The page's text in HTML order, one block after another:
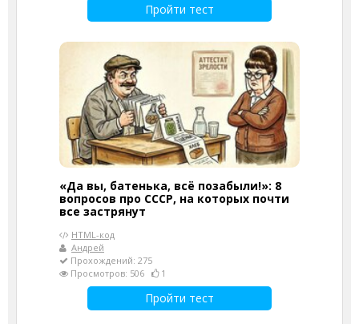
Пройти тест
«Да вы, батенька, всё позабыли!»: 8
вопросов про СССР, на которых почти
все застрянут
HTML-код
Андрей
Прохождений: 275
Просмотров: 506
1
Пройти тест